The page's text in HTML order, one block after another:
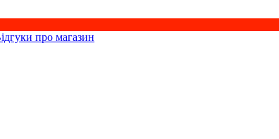
про магазин